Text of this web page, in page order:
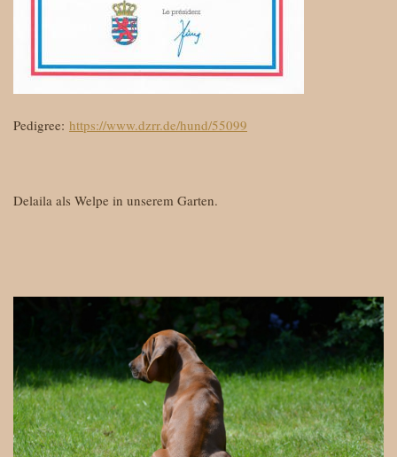
Pedigree: https://www.dzrr.de/hund/55099
Delaila als Welpe in unserem Garten.